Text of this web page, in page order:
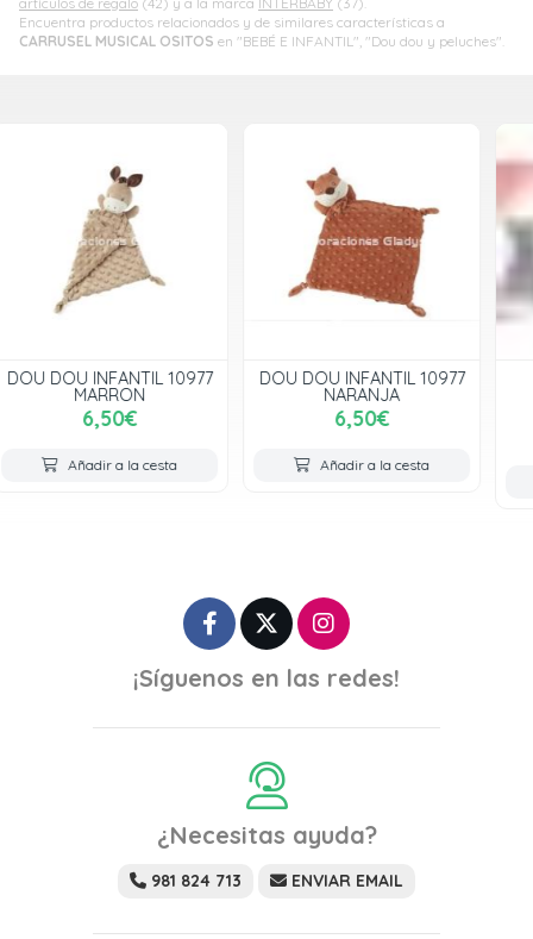
Encuentra productos relacionados y de similares características a
CARRUSEL MUSICAL OSITOS en "BEBÉ E INFANTIL", "Dou dou y peluches".
DOU DOU INFANTIL 10977
NARANJA
6,50€
Añadir a la cesta
DOU DOU NORDIC
ANIMALS
7,00€
varios modelos
¡Síguenos en las redes!
¿Necesitas ayuda?
981 824 713 ENVIAR EMAIL